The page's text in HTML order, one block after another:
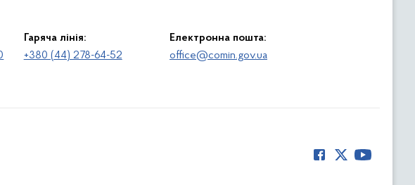
Гаряча лінія:
+380 (44) 278-64-52
Електронна пошта:
office@comin.gov.ua